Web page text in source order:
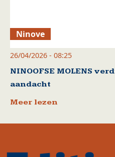
Ninove
26/04/2026 - 08:25
NINOOFSE MOLENS
aandacht
Meer lezen